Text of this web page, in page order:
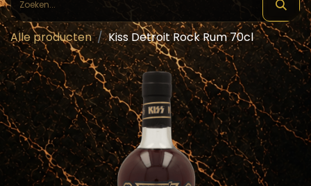
Alle producten Kiss Detroit Rock Rum 70cl